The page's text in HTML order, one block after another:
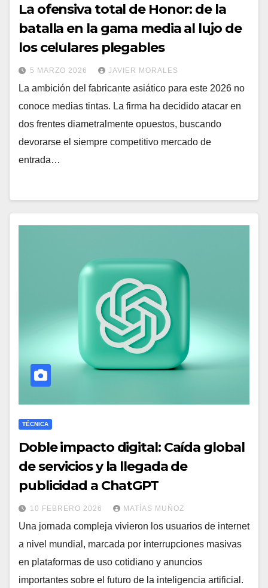
La ofensiva total de Honor: de la
batalla en la gama media al lujo de
los celulares plegables
5 MARZO 2026 JAVIER MORALES
La ambición del fabricante asiático para este 2026 no
conoce medias tintas. La firma ha decidido atacar en
dos frentes diametralmente opuestos, buscando
devorarse el siempre competitivo mercado de
entrada…
TÉCNICA
Doble impacto digital: Caída global
de servicios y la llegada de
publicidad a ChatGPT
10 FEBRERO 2026 MATÍAS MUÑOZ
Una jornada compleja vivieron los usuarios de internet
a nivel mundial, marcada por interrupciones masivas
en plataformas de uso cotidiano y anuncios
importantes sobre el futuro de la inteligencia artificial.